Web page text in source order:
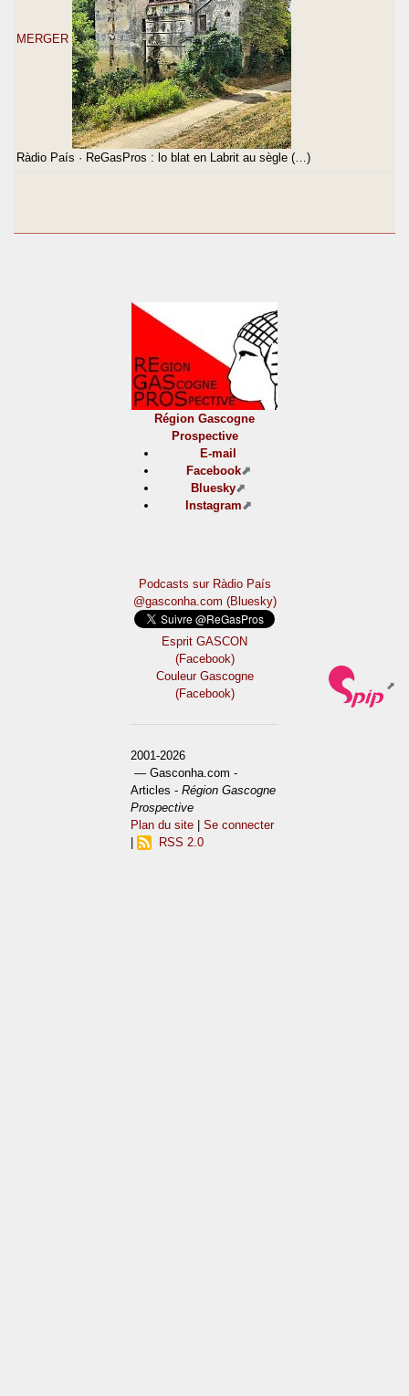
MERGER
Ràdio País · ReGasPros : lo blat en Labrit au sègle (…)
Région Gascogne
Prospective
E-mail
Facebook
Bluesky
Instagram
Podcasts sur Ràdio País
@gasconha.com (Bluesky)
Esprit GASCON
(Facebook)
Couleur Gascogne
(Facebook)
2001-2026
— Gasconha.com -
Articles -Région Gascogne
Prospective
Plan du site |Se connecter
RSS 2.0